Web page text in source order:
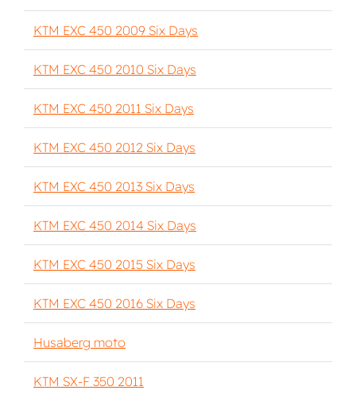
KTM EXC 450 2009 Six Days
KTM EXC 450 2010 Six Days
KTM EXC 450 2011 Six Days
KTM EXC 450 2012 Six Days
KTM EXC 450 2013 Six Days
KTM EXC 450 2014 Six Days
KTM EXC 450 2015 Six Days
KTM EXC 450 2016 Six Days
Husaberg moto
KTM SX-F 350 2011